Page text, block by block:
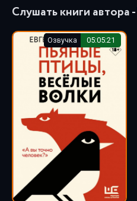
Слушать книги автора -
Озвучка 05:05:21